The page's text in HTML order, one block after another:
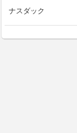
ナスダック